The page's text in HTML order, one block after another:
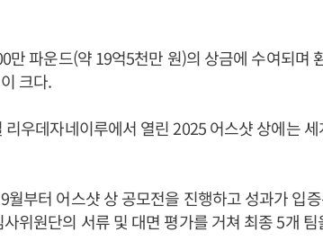
만 파운드(약 19억5천만 원)의 상금에 수여되며
크다.
우데자네이루에서 열린 2025 어스샷 상에는
월부터 어스샷 상 공모전을 진행하고 성과가 입
위원단의 서류 및 대면 평가를 거쳐 최종 5개 팀